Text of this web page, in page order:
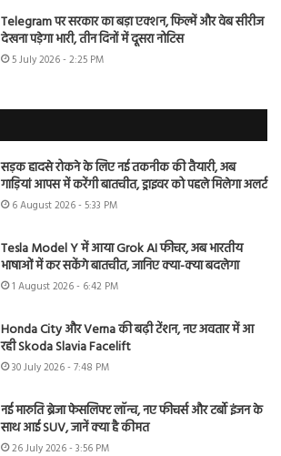
Telegram पर सरकार का बड़ा एक्शन, फिल्में और वेब सीरीज
देखना पड़ेगा भारी, तीन दिनों में दूसरा नोटिस
5 July 2026 - 2:25 PM
सड़क हादसे रोकने के लिए नई तकनीक की तैयारी, अब
गाड़ियां आपस में करेंगी बातचीत, ड्राइवर को पहले मिलेगा अलर्ट
6 August 2026 - 5:33 PM
Tesla Model Y में आया Grok AI फीचर, अब भारतीय
भाषाओं में कर सकेंगे बातचीत, जानिए क्या-क्या बदलेगा
1 August 2026 - 6:42 PM
Honda City और Verna की बढ़ी टेंशन, नए अवतार में आ
रही Skoda Slavia Facelift
30 July 2026 - 7:48 PM
नई मारुति ब्रेजा फेसलिफ्ट लॉन्च, नए फीचर्स और टर्बो इंजन के
साथ आई SUV, जानें क्या है कीमत
26 July 2026 - 3:56 PM